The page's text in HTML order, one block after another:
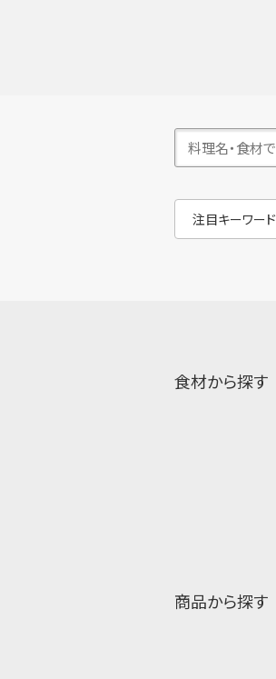
注目キーワード
食材から探す
商品から探す